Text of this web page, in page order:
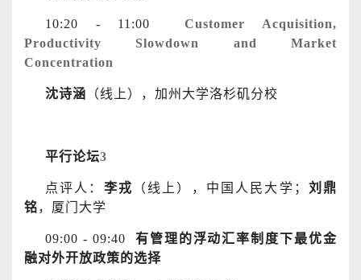
10:20 - 11:00Customer Acquisition,
Productivity Slowdown and Market
Concentration
沈诗涵 （线上），加州大学洛杉矶分校
平行论坛3
点评人： 李戎 （线上），中国人民大学； 刘鼎
铭，厦门大学
09:00 - 09:40 有管理的浮动汇率制度下最优金
融对外开放政策的选择